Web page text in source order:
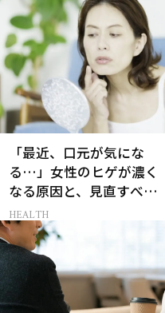
「最近、口元が気にな
る…」女性のヒゲが濃く
なる原因と、見直すべき
生活習慣［医師監修］
HEALTH